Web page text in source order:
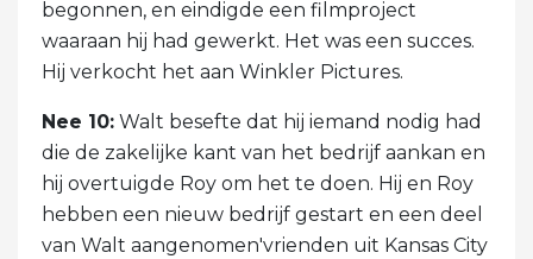
begonnen, en eindigde een filmproject
waaraan hij had gewerkt. Het was een succes.
Hij verkocht het aan Winkler Pictures.
Nee 10: Walt besefte dat hij iemand nodig had
die de zakelijke kant van het bedrijf aankan en
hij overtuigde Roy om het te doen. Hij en Roy
hebben een nieuw bedrijf gestart en een deel
van Walt aangenomen'vrienden uit Kansas City